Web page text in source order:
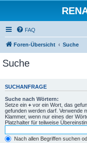
FAQ
Foren-Übersicht Suche
Suche
SUCHANFRAGE
Suche nach Wörtern:
Setze ein + vor ein Wort, das
gefunden werden darf. Verwende
Klammer, wenn nur eines der
Platzhalter für teilweise
Nach allen Begriffen suchen